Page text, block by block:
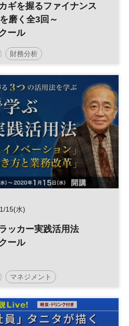
ギを握るファイナンス
磨く全3回～
ール
財務分析
15(水)
ッカー実践活用法
ール
マネジメント
ッカー